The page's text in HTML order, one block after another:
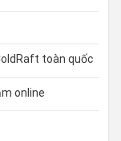
toàn quốc
online